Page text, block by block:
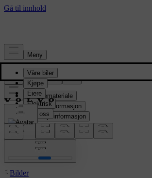
Presserom
Pressemateriale
Produktinformasjon
Selskapsinformasjon
Mediekontakter
location:
Bilder